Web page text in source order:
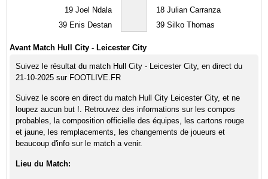
19 Joel Ndala
39 Enis Destan
18 Julian Carranza
39 Silko Thomas
Avant Match Hull City - Leicester City
Suivez le résultat du match Hull City - Leicester City, en direct du
21-10-2025 sur FOOTLIVE.FR
Suivez le score en direct du match Hull City Leicester City, et ne
loupez aucun but !. Retrouvez des informations sur les compos
probables, la composition officielle des équipes, les cartons rouge
et jaune, les remplacements, les changements de joueurs et
beaucoup d'info sur le match a venir.
Lieu du Match: